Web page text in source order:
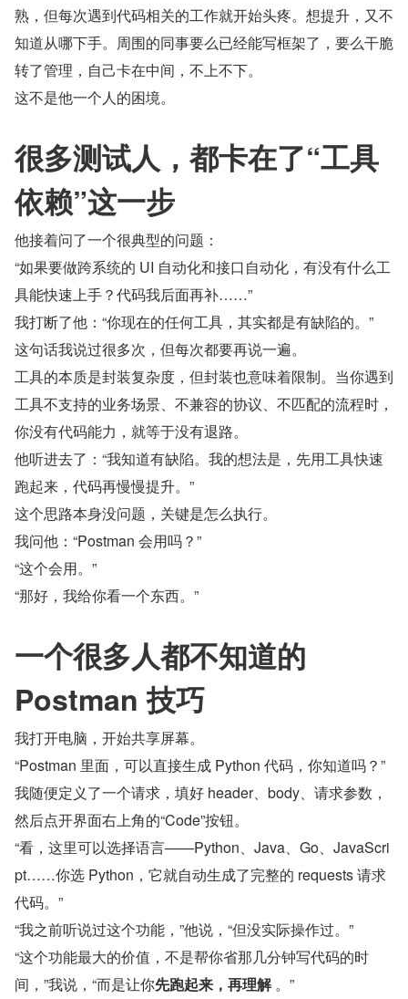
熟，但每次遇到代码相关的工作就开始头疼。想提升，又不
知道从哪下手。周围的同事要么已经能写框架了，要么干脆
转了管理，自己卡在中间，不上不下。
这不是他一个人的困境。
很多测试人，都卡在了“工具
依赖”这一步
他接着问了一个很典型的问题：
“如果要做跨系统的 UI 自动化和接口自动化，有没有什么工
具能快速上手？代码我后面再补……”
我打断了他：“你现在的任何工具，其实都是有缺陷的。”
这句话我说过很多次，但每次都要再说一遍。
工具的本质是封装复杂度，但封装也意味着限制。当你遇到
工具不支持的业务场景、不兼容的协议、不匹配的流程时，
你没有代码能力，就等于没有退路。
他听进去了：“我知道有缺陷。我的想法是，先用工具快速
跑起来，代码再慢慢提升。”
这个思路本身没问题，关键是怎么执行。
我问他：“Postman 会用吗？”
“这个会用。”
“那好，我给你看一个东西。”
一个很多人都不知道的
Postman 技巧
我打开电脑，开始共享屏幕。
“Postman 里面，可以直接生成 Python 代码，你知道吗？”
我随便定义了一个请求，填好 header、body、请求参数，
然后点开界面右上角的“Code”按钮。
“看，这里可以选择语言——Python、Java、Go、JavaScri
pt……你选 Python，它就自动生成了完整的 requests 请求
代码。”
“我之前听说过这个功能，”他说，“但没实际操作过。”
“这个功能最大的价值，不是帮你省那几分钟写代码的时
间，”我说，“而是让你先跑起来，再理解 。”